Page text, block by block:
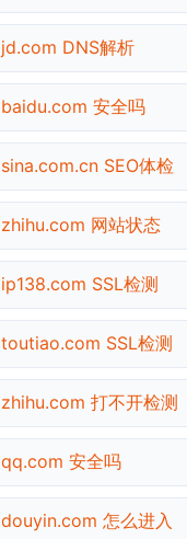
jd.com DNS解析
baidu.com 安全吗
sina.com.cn SEO体检
zhihu.com 网站状态
ip138.com SSL检测
toutiao.com SSL检测
zhihu.com 打不开检测
qq.com 安全吗
douyin.com 怎么进入